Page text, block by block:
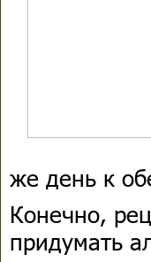
же день к
Конечно,
придумать